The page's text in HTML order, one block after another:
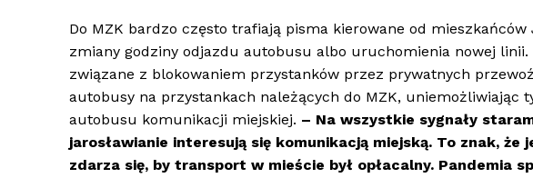
Do MZK bardzo często trafiają pisma kierowane od mieszkańców
zmiany godziny odjazdu autobusu albo uruchomienia nowej linii.
związane z blokowaniem przystanków przez prywatnych
autobusy na przystankach należących do MZK, uniemożliwiając
autobusu komunikacji miejskiej. – Na wszystkie sygnały
jarosławianie interesują się komunikacją miejską. To znak,
zdarza się, by transport w mieście był opłacalny. Pandemia